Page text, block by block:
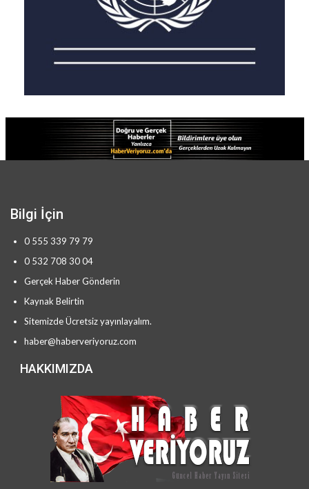
Bilgi İçin
0 555 339 79 79
0 532 708 30 04
Gerçek Haber Gönderin
Kaynak Belirtin
Sitemizde Ücretsiz yayınlayalım.
haber@haberveriyoruz.com
HAKKIMIZDA